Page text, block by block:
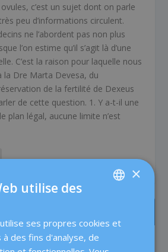
c’est un sujet dont on parle
peu d’informations circulent.
ne l’abordent pas non plus
l’on estime qu’il s’agit là d’une
C’est la raison pour laquelle nous
la Dre Marta Devesa, du
de la fertilité de Dexeus
de cette question. 1. Y a-t-il une
plan légal, aucune limite n’est
charge des patientes en
CATALÀ
×
utilise des
ses propres cookies et
des fins d'analyse, de